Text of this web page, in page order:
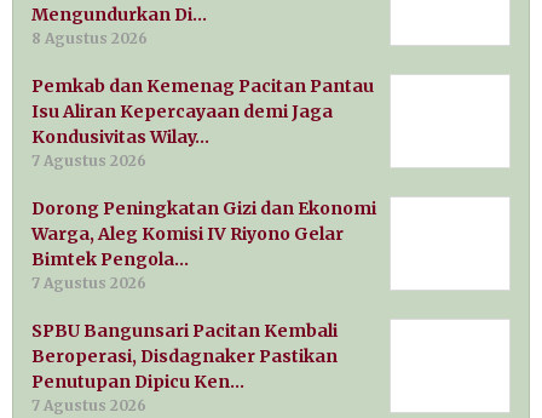
Mengundurkan Di…
8 Agustus 2026
Pemkab dan Kemenag Pacitan Pantau
Isu Aliran Kepercayaan demi Jaga
Kondusivitas Wilay…
7 Agustus 2026
Dorong Peningkatan Gizi dan Ekonomi
Warga, Aleg Komisi IV Riyono Gelar
Bimtek Pengola…
7 Agustus 2026
SPBU Bangunsari Pacitan Kembali
Beroperasi, Disdagnaker Pastikan
Penutupan Dipicu Ken…
7 Agustus 2026